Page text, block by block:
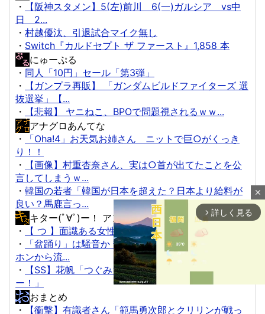
・
【阪神スタメン】5(左)前川 6(一)ガルシア vs中
日 2...
・ 村越優汰、引退試合マイク無し
・ Switch『カルドセプト ザ ファースト』1,858 本
にゅーぷる
・ 同人「10円」セール「第3弾」
・
【ガンプラ再販】 「ガンダムビルドファイターズ 選
抜選挙」【...
・
【悲報】 ヤニねこ、BPOで問題視されるｗｗ...
アナグロあんてな
・
「Oha!4」お天気お姉さん ニットで巨○がくっき
り！！
・
【画像】村重杏奈さん、実は○首が出てたことを公
言してしまうｗ...
・ 韓国の若者「韓国が日本を超えた？日本より給料が
良い？馬鹿言っ...
キター(ﾟ∀ﾟ)ー！ アンテナ
・
【 つ 】面識ある女性の水筒に"下半身"...
・
「盆踊り」は騒音か 苦情数件会場半減 無音の中イヤ
ホンから流...
・
【SS】花帆「つぐみちゃーん！ 一緒に海行こうよ
ー！」
おまとめ
・
【衝撃】有識者さん「範馬勇次郎とクリリンが戦っ
close
arrow_forward_ios 詳しく見る